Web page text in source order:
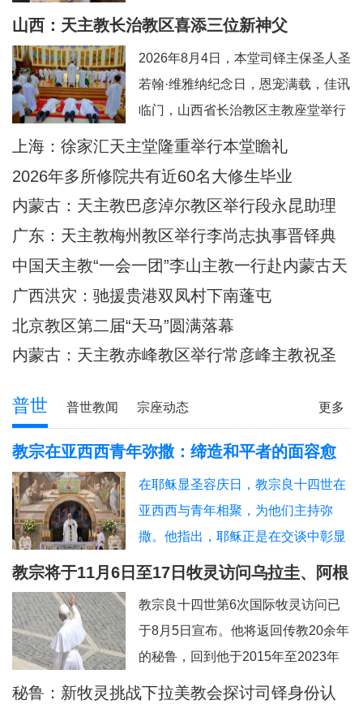
工。本次避静特别邀请到上海佘山修
深刻地认识真实的耶稣基督”。在当今
忙碌而多元的牧灵环境中，此次避静
为神父们提供了一个宝贵的静默与省
思时机，帮助大家暂时脱离日常事
务，回归内在深
山西：天主教长治教区喜添三位新神父
2026年8月4日，本堂司铎主保圣人圣
若翰·维雅纳纪念日，恩宠满载，佳讯
临门，山西省长治教区主教座堂举行
司铎祝圣典礼，为张浩然（伯多
禄）三位执事授予司铎圣秩。祝圣典
礼由长治教区丁令斌主教主持，教区
办公室主任申学忠神父、主教府本堂
韩霄神父襄礼。来自长治教区及各地
80余位神父共祭
上海：徐家汇天主堂隆重举行本堂瞻礼
2026年多所修院共有近60名大修生毕业
内蒙古：天主教巴彦淖尔教区举行段永昆助理
主教祝圣典礼
广东：天主教梅州教区举行李尚志执事晋铎典
礼
中国天主教“一会一团”李山主教一行赴内蒙古天
主教调研
广西洪灾：驰援贵港双凤村下南蓬屯
北京教区第二届“天马”圆满落幕
内蒙古：天主教赤峰教区举行常彦峰主教祝圣
更多
普世 普世教闻 宗座动态
教宗在亚西西青年弥撒：缔造和平者的面容愈
加肖似基督
在耶稣显圣容庆日，教宗良十四世在
亚西西与青年相聚，为他们主持弥
撒。他指出，耶稣正是在交谈中彰显
神圣的容貌，因此我们也应该进入“对
及为数众多的其他青年，就是在亚西
西这里面容变得愈加肖似基督的。教
宗良十四世8月6日耶稣显圣容庆日在
意大利亚西西天使之后圣母大殿内主
教宗将于11月6日至17日牧灵访问乌拉圭、阿根
廷和秘鲁
教宗良十四世第6次国际牧灵访问已
于8月5日宣布。他将返回传教20余年
的秘鲁，回到他于2015年至2023年
担任主教的奇克拉约，并前往亚马逊
秘鲁：新牧灵挑战下拉美教会探讨司铎身份认